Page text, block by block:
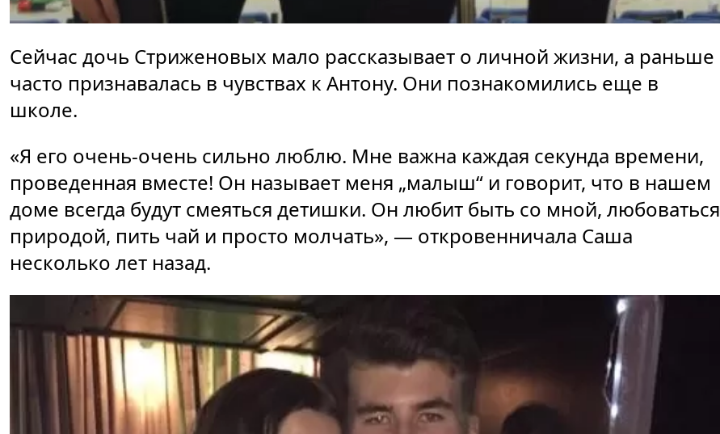
Сейчас дочь Стриженовых мало рассказывает о личной жизни, а раньше
часто признавалась в чувствах к Антону. Они познакомились еще в
школе.
«Я его очень-очень сильно люблю. Мне важна каждая секунда времени,
проведенная вместе! Он называет меня „малыш“ и говорит, что в нашем
доме всегда будут смеяться детишки. Он любит быть со мной, любоваться
природой, пить чай и просто молчать», — откровенничала Саша
несколько лет назад.